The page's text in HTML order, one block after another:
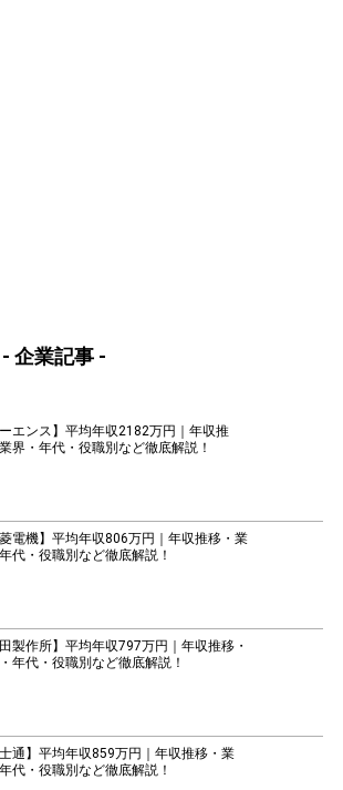
- 企業記事 -
ーエンス】平均年収2182万円｜年収推
界・年代・役職別など徹底解説！
菱電機】平均年収806万円｜年収推移・業
代・役職別など徹底解説！
田製作所】平均年収797万円｜年収推移・
年代・役職別など徹底解説！
士通】平均年収859万円｜年収推移・業
代・役職別など徹底解説！